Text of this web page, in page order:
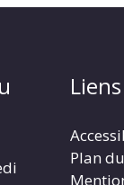
Liens
Plan